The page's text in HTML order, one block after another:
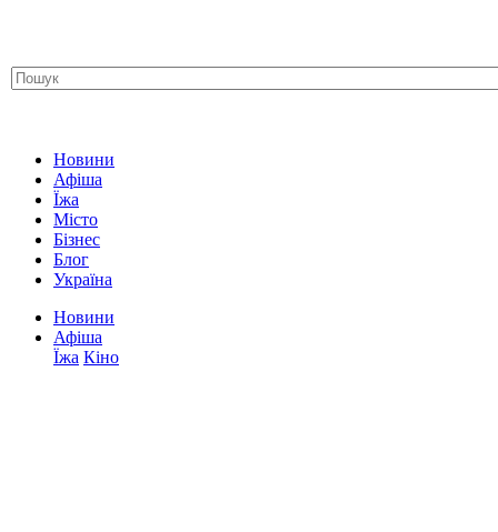
Новини
Афіша
Їжа
Місто
Бізнес
Блог
Україна
Новини
Афіша
Їжа Кіно